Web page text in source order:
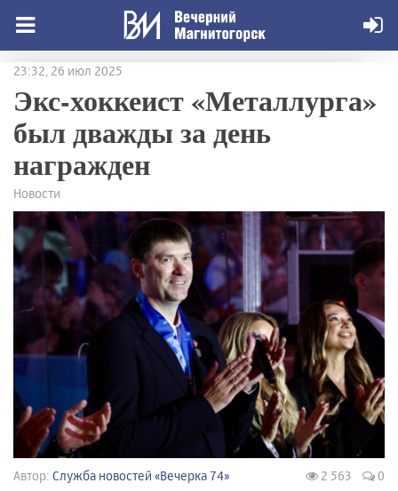
23:32, 26 июл 2025
Экс-хоккеист «Металлурга»
был дважды за день
награжден
Новости
Автор: Служба новостей «Вечерка 74» 2 563 0